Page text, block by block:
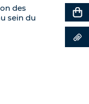
des
sein du